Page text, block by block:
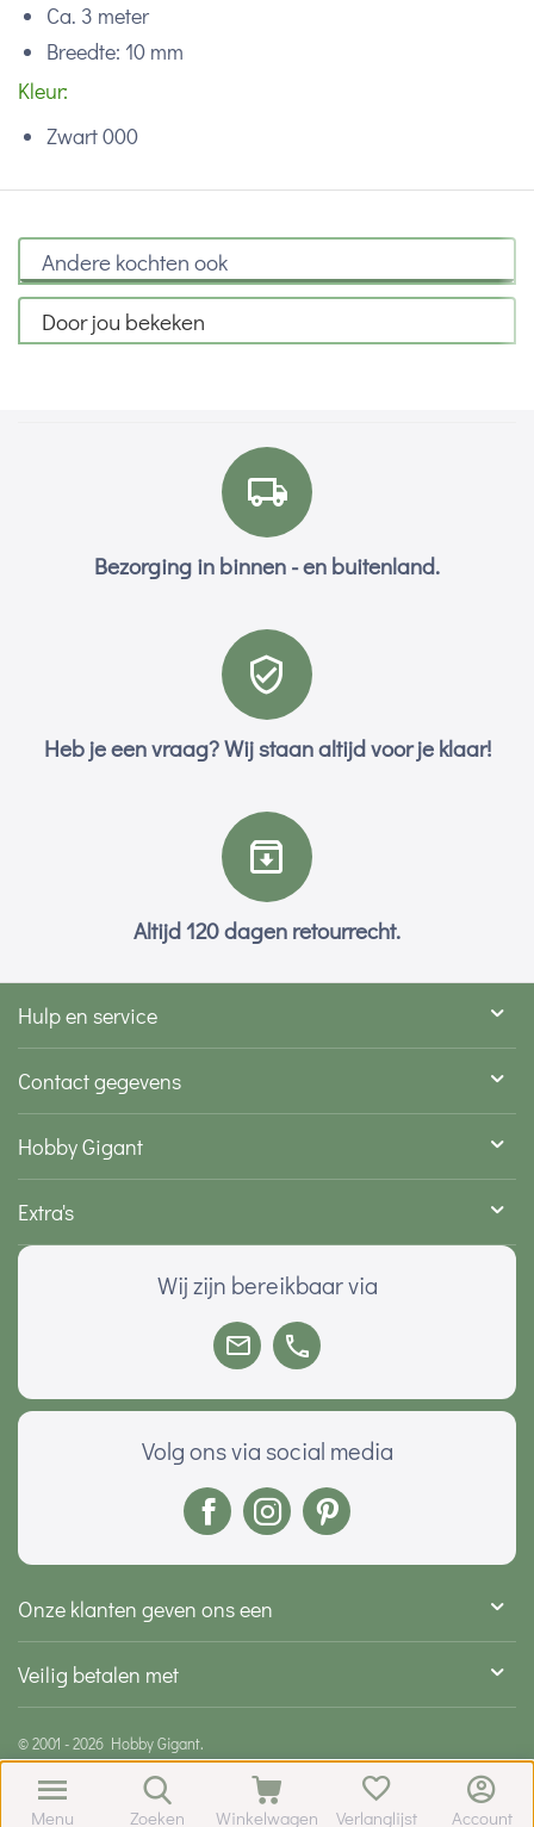
Ca. 3 meter
Breedte: 10 mm
Kleur:
Zwart 000
Andere kochten ook
Door jou bekeken
Bezorging in binnen - en buitenland.
Heb je een vraag? Wij staan altijd voor je klaar!
Altijd 120 dagen retourrecht.
Hulp en service
Contact gegevens
Hobby Gigant
Extra's
Wij zijn bereikbaar via
Volg ons via social media
Onze klanten geven ons een
Veilig betalen met
© 2001 - 2026 Hobby Gigant.
Menu Zoeken Winkelwagen Verlanglijst Account